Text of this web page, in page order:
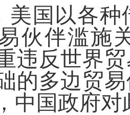
美国以各
伙伴滥施
违反世界
的多边贸
中国政府